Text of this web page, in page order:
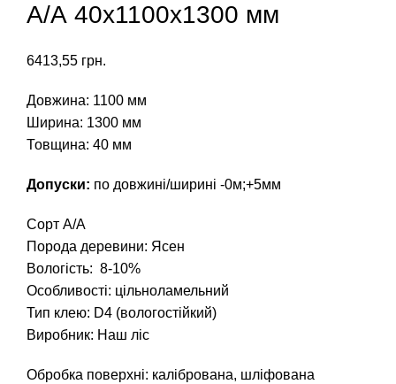
А/А 40х1100х1300 мм
6413,55 грн.
Довжина: 1100 мм
Ширина: 1300 мм
Товщина: 40 мм
Допуски: по довжині/ширині -0м;+5мм
Сорт А/А
Порода деревини: Ясен
Вологість: 8-10%
Особливості: цільноламельний
Тип клею: D4 (вологостійкий)
Виробник: Наш ліс
Обробка поверхні: калібрована, шліфована